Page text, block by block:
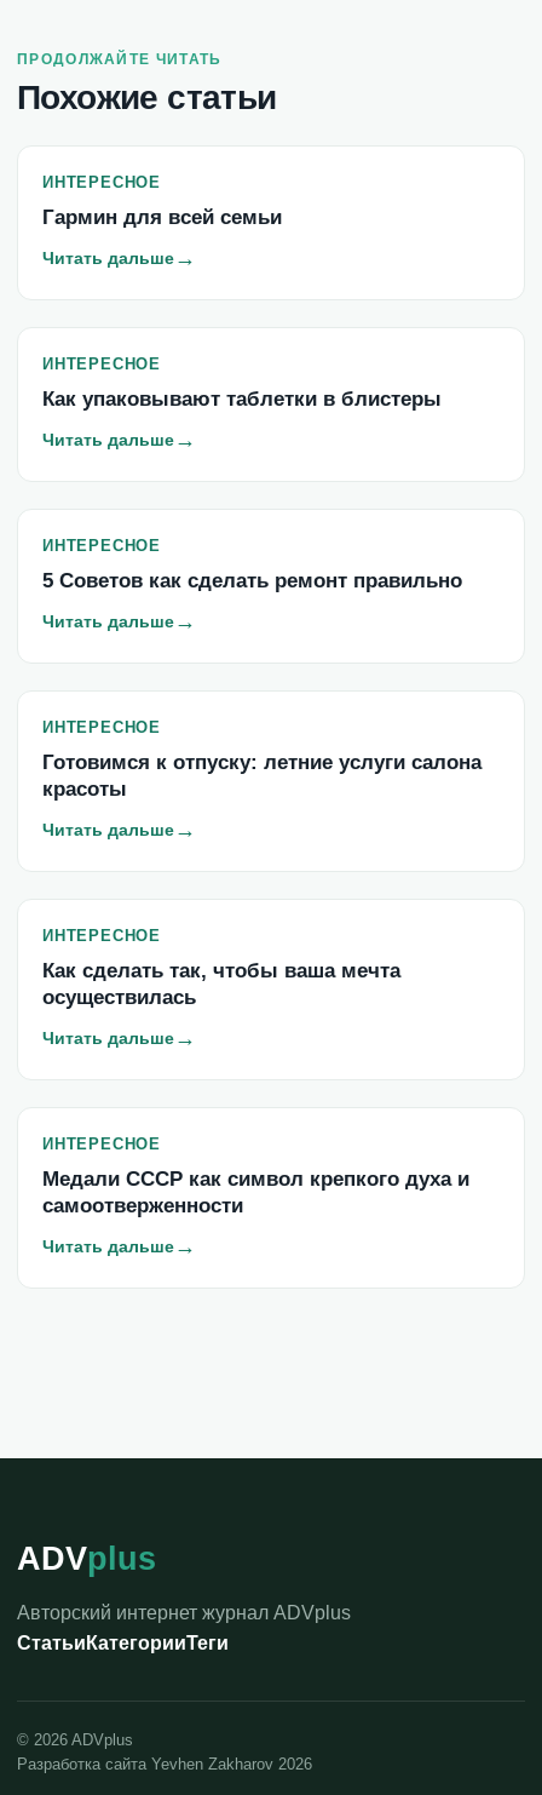
ПРОДОЛЖАЙТЕ ЧИТАТЬ
Похожие статьи
ИНТЕРЕСНОЕ
Гармин для всей семьи
Читать дальше→
ИНТЕРЕСНОЕ
Как упаковывают таблетки в блистеры
Читать дальше→
ИНТЕРЕСНОЕ
5 Советов как сделать ремонт правильно
Читать дальше→
ИНТЕРЕСНОЕ
Готовимся к отпуску: летние услуги салона
красоты
Читать дальше→
ИНТЕРЕСНОЕ
Как сделать так, чтобы ваша мечта
осуществилась
Читать дальше→
ИНТЕРЕСНОЕ
Медали СССР как символ крепкого духа и
самоотверженности
Читать дальше→
ADVplus
Авторский интернет журнал ADVplus
Статьи КатегорииТеги
© 2026 ADVplus
Разработка сайта Yevhen Zakharov 2026